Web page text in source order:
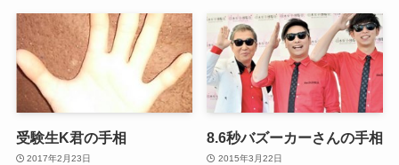
受験生K君の手相
2017年2月23日
8.6秒バズーカーさんの手相
2015年3月22日